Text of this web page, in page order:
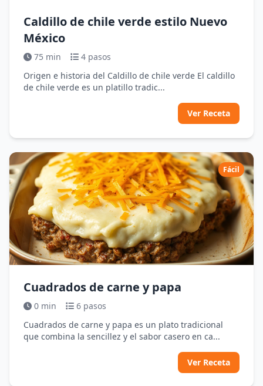
Caldillo de chile verde estilo Nuevo
México
75 min
4 pasos
Origen e historia del Caldillo de chile verde El caldillo
de chile verde es un platillo tradic...
Ver Receta
Fácil
Cuadrados de carne y papa
0 min
6 pasos
Cuadrados de carne y papa es un plato tradicional
que combina la sencillez y el sabor casero en ca...
Ver Receta